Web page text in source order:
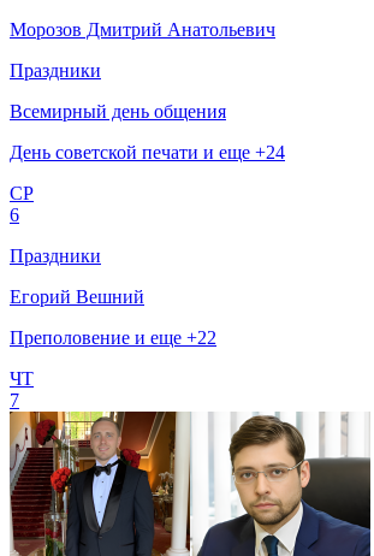
Морозов Дмитрий Анатольевич
Праздники
Всемирный день общения
День советской печати и еще +24
СР
6
Праздники
Егорий Вешний
Преполовение и еще +22
ЧТ
7